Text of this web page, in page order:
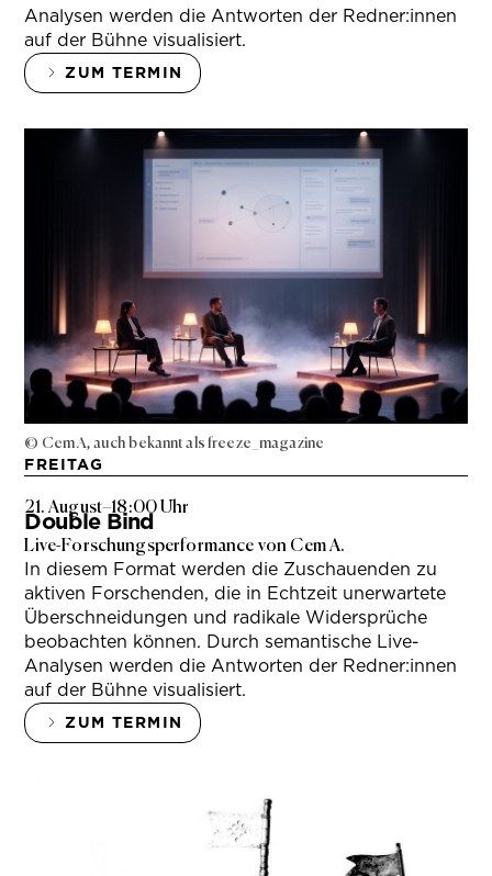
Analysen werden die Antworten der Redner:innen
auf der Bühne visualisiert.
ZUM TERMIN
© Cem A, auch bekannt als freeze_magazine
FREITAG
21. August–18:00 Uhr
Double Bind
Live-Forschungsperformance von Cem A.
In diesem Format werden die Zuschauenden zu
aktiven Forschenden, die in Echtzeit unerwartete
Überschneidungen und radikale Widersprüche
beobachten können. Durch semantische Live-
Analysen werden die Antworten der Redner:innen
auf der Bühne visualisiert.
ZUM TERMIN